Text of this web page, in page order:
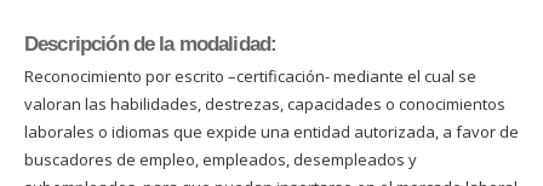
Descripción de la modalidad:
Reconocimiento por escrito –certificación- mediante el cual se
valoran las habilidades, destrezas, capacidades o conocimientos
laborales o idiomas que expide una entidad autorizada, a favor de
buscadores de empleo, empleados, desempleados y